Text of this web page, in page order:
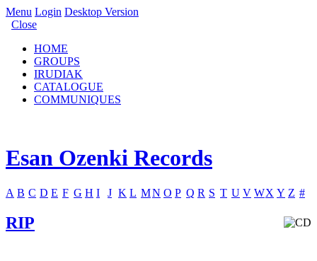
Menu Login Desktop Version
Close
HOME
GROUPS
IRUDIAK
CATALOGUE
COMMUNIQUES
Esan Ozenki Records
A B C D E F G H I J K L MN O P Q R S T U V WX Y Z #
RIP